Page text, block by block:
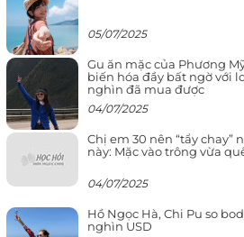
05/07/2025
Gu ăn mặc của Phương
biến hóa đầy bất ngờ với
nghìn đã mua được
04/07/2025
Chị em 30 nên “tẩy chay”
này: Mặc vào trông vừa
04/07/2025
Hồ Ngọc Hà, Chi Pu so
nghìn USD